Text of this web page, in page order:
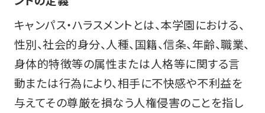
キャンパス・ハラスメントとは、本学園における、
性別、社会的身分、人種、国籍、信条、年齢、職業、
身体的特徴等の属性または人格等に関する言
動または行為により、相手に不快感や不利益を
与えてその尊厳を損なう人権侵害のことを指し